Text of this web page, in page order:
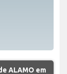
ALAMO em